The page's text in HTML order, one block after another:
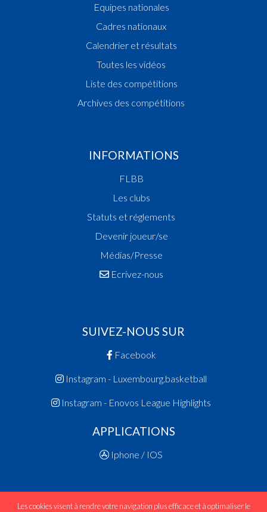
Equipes nationales
Cadres nationaux
Calendrier et résultats
Toutes les vidéos
Liste des compétitions
Archives des compétitions
INFORMATIONS
FLBB
Les clubs
Statuts et réglements
Devenir joueur/se
Médias/Presse
Ecrivez-nous
SUIVEZ-NOUS SUR
Facebook
Instagram - Luxembourg.basketball
Instagram - Enovos League Highlights
APPLICATIONS
Iphone / IOS
Les cookies visent à rendre votre navigation plus efficace et à optimaliser le